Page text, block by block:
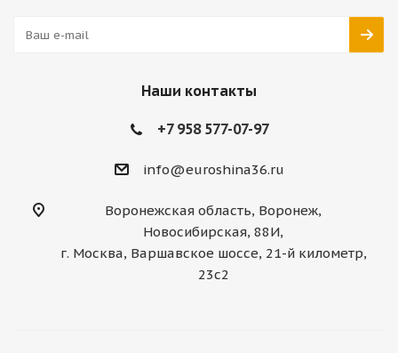
Наши контакты
+7 958 577-07-97
info@euroshina36.ru
Воронежская область, Воронеж,
Новосибирская, 88И,
г. Москва, Варшавское шоссе, 21-й километр,
23с2